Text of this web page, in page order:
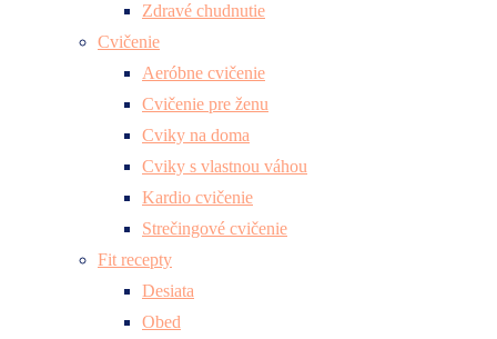
Zdravé chudnutie
Cvičenie
Aeróbne cvičenie
Cvičenie pre ženu
Cviky na doma
Cviky s vlastnou váhou
Kardio cvičenie
Strečingové cvičenie
Fit recepty
Desiata
Obed